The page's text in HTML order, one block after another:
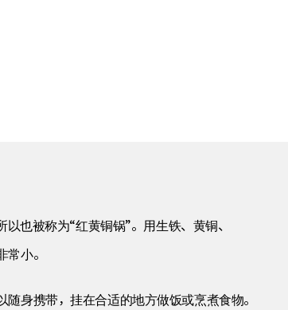
也被称为“红黄铜锅”。用生铁、黄铜、
小。
身携带，挂在合适的地方做饭或烹煮食物。